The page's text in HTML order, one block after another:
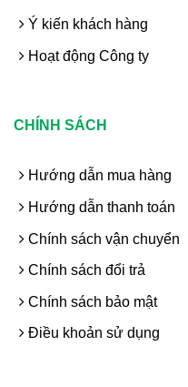
Ý kiến khách hàng
Hoạt động Công ty
CHÍNH SÁCH
Hướng dẫn mua hàng
Hướng dẫn thanh toán
Chính sách vận chuyển
Chính sách đổi trả
Chính sách bảo mật
Điều khoản sử dụng